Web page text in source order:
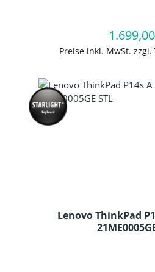
Preise inkl. MwSt.
In den
Lenovo ThinkPad